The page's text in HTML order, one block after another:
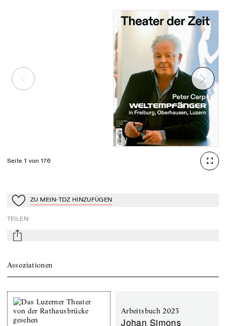
Seite 1 von 176
Zu Mein-TdZ hinzufügen
ZU MEIN-TDZ HINZUFÜGEN
TEILEN:
mail
Assoziationen
Arbeitsbuch 2023
Johan Simons